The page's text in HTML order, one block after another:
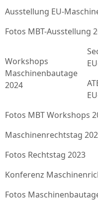
Ausstellung EU-
Fotos MBT-Ausstellung
Workshops
Maschinenbautage
2024
Fotos MBT Workshops
Maschinenrechtstag
Fotos Rechtstag 2023
Konferenz
Fotos